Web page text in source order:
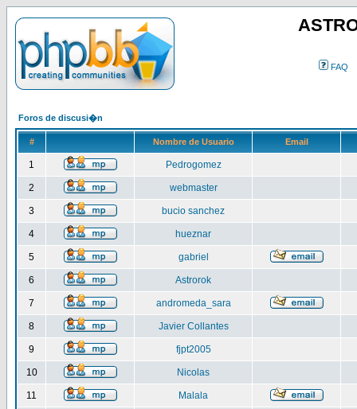
FAQ
Foros de discusi�n
# Nombre de Usuario Email
1 Pedrogomez
2 webmaster
3 bucio sanchez
4 hueznar
5 gabriel
6 Astrorok
7 andromeda_sara
8 Javier Collantes
9 fjpt2005
10 Nicolas
11 Malala